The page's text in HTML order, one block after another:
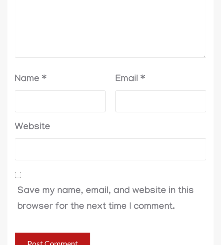
Name * Email *
Website
Save my name, email, and website in this
browser for the next time I comment.